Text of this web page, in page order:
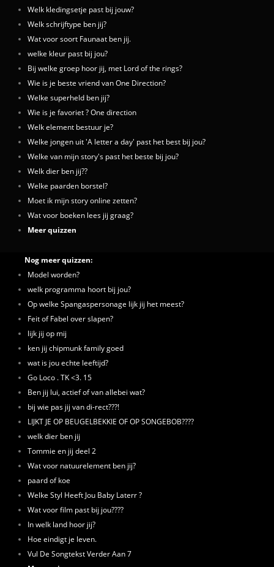
Welk kledingsetje past bij jouw?
Welk schrijftype ben jij?
Wat voor soort Faunaat ben jij.
welke kleur past bij jou?
Bij welke groep hoor jij, met Lord of the rings?
Wie is je beste vriend van One Direction?
Welke superheld ben jij?
Wie is je favoriet ? One direction
Welk element bestuur je?
Welke jongen uit 'A letter a day' past het best bij jou?
Welke van mijn story's past het beste bij jou?
Welk dier ben jij??
Welke paarden borstel?
Moet ik mijn story online zetten?
Wat voor boeken lees jij graag?
Meer quizzen
Nog meer quizzen:
Model worden?
welk programma hoort bij jou?
Op welke Spangaspersonage lijk jij het meest?
Feit of Fabel over slapen?
lijk jij op mij
ken jij chipmunk family goed
wat is jou echte leeftijd?
Go Loco . TK <3. 15
Ben jij lui, actief of van allebei wat?
bij wie pas jij van di-rect???!
LIJKT JE OP BEUGELBEKKIE OF OP SONGEBOB????
welk dier ben jij
Tommie en jij deel 2
Wat voor natuurelement ben jij?
paard of koe
Welke Styl Heeft Jou Baby Laterr ?
Wat voor film past bij jou????
In welk land hoor jij?
Hoe eindigt je leven.
Vul De Songtekst Verder Aan 7